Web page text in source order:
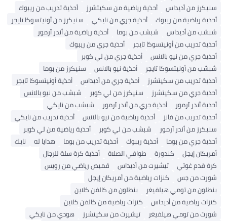
من أديداس
أحذية رياضية من سكيتشرز
أحذية تدريب من ريبوك
رياضية من ريبوك
أحذية جري من نايكي
سنيكرز من أونيتسوكا تايجر
من أديداس
شبشب من بوما
أحذية رياضية من أندر آرمور
تدريب من أونيتسوكا تايجر
أحذية جري من ريبوك
جري من نيو بالانس
أحذية جري من لي كوبر
من أونيتسوكا تايجر
أحذية نيو بالانس
سنيكرز من بوما
تدريب من سكيتشرز
أحذية جري من أديداس
أحذية أونيتسوكا تايجر
جري من سكيتشرز
سنيكرز من لي كوبر
شبشب من نيو بالانس
أندر آرمور
أحذية جري من أندر آرمور
شبشب من نايكي
تدريب من فانز
أحذية رياضية من نيو بالانس
أحذية تدريب من نايكي
من أندر آرمور
شبشب من لي كوبر
أحذية رياضية من لي كوبر
جري من بوما
أحذية ريبوك أحذية تدريب من بوما هدايا له
نايك
إيجل
كندورة طواقي الصلاة
أحذية كرة سلة للرجال
قدم غوتي
تيشيرت من أديداس
قميص رياضي من رويس
من جس
كنزات رياضية من أمريكان إيجل
من تومي هيلفيغر
بنطلون من كالفن كلاين
رياضية من أديداس
كنزات رياضية من كالفن كلاين
من تومي هيلفيغر
تيشيرت من سكيتشرز
هودي من نايكي